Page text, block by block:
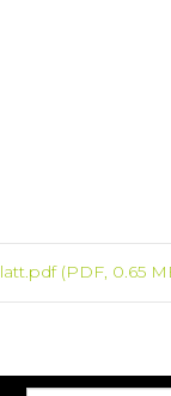
(PDF, 0.65